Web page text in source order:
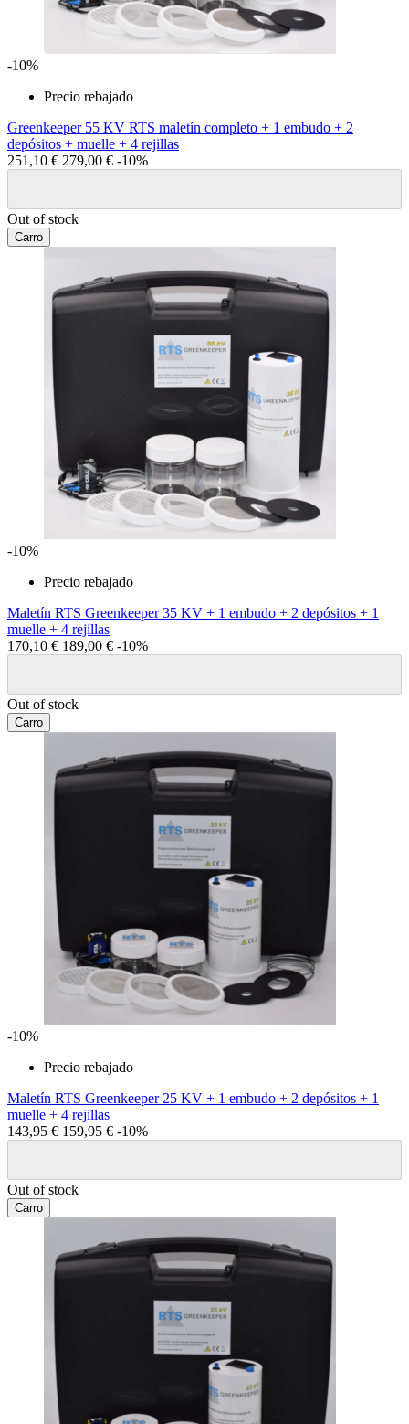
-10%
Precio rebajado
Greenkeeper 55 KV RTS maletín completo + 1 embudo + 2
depósitos + muelle + 4 rejillas
251,10 € 279,00 € -10%
Out of stock
Carro
-10%
Precio rebajado
Maletín RTS Greenkeeper 35 KV + 1 embudo + 2 depósitos + 1
muelle + 4 rejillas
170,10 € 189,00 € -10%
Out of stock
Carro
-10%
Precio rebajado
Maletín RTS Greenkeeper 25 KV + 1 embudo + 2 depósitos + 1
muelle + 4 rejillas
143,95 € 159,95 € -10%
Out of stock
Carro